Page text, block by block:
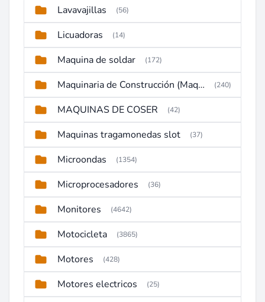
Lavavajillas (56)
Licuadoras (14)
Maquina de soldar (172)
Maquinaria de Construcción (Maquinaria Pesada) (240)
MAQUINAS DE COSER (42)
Maquinas tragamonedas slot (37)
Microondas (1354)
Microprocesadores (36)
Monitores (4642)
Motocicleta (3865)
Motores (428)
Motores electricos (25)